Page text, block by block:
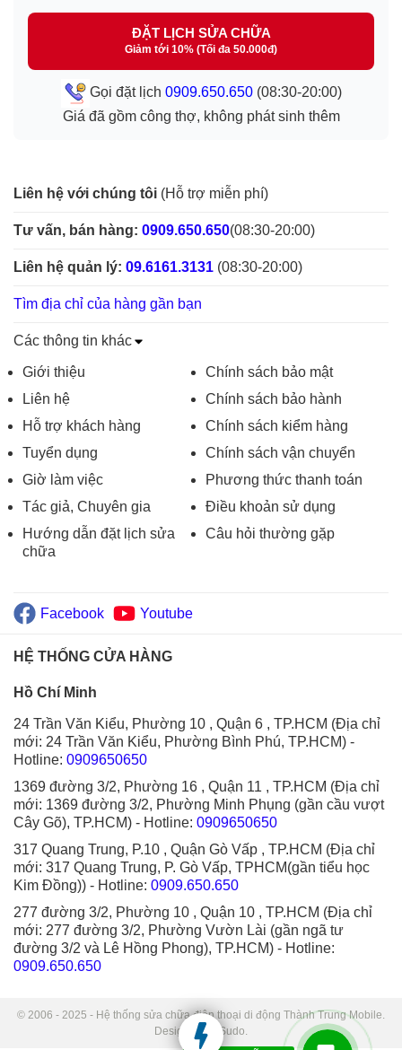
ĐẶT LỊCH SỬA CHỮA
Giảm tới 10% (Tối đa 50.000đ)
Gọi đặt lịch 0909.650.650(08:30-20:00)
Giá đã gồm công thợ, không phát sinh thêm
Liên hệ với chúng tôi (Hỗ trợ miễn phí)
Tư vấn, bán hàng: 0909.650.650(08:30-20:00)
Liên hệ quản lý: 09.6161.3131 (08:30-20:00)
Tìm địa chỉ của hàng gần bạn
Các thông tin khác
Giới thiệu
Liên hệ
Hỗ trợ khách hàng
Tuyển dụng
Giờ làm việc
Tác giả, Chuyên gia
Hướng dẫn đặt lịch sửa
chữa
Chính sách bảo mật
Chính sách bảo hành
Chính sách kiểm hàng
Chính sách vận chuyển
Phương thức thanh toán
Điều khoản sử dụng
Câu hỏi thường gặp
Facebook Youtube
HỆ THỐNG CỬA HÀNG
Hồ Chí Minh
24 Trần Văn Kiểu, Phường 10 , Quận 6 , TP.HCM (Địa chỉ
mới: 24 Trần Văn Kiểu, Phường Bình Phú, TP.HCM) -
Hotline: 0909650650
1369 đường 3/2, Phường 16 , Quận 11 , TP.HCM (Địa chỉ
mới: 1369 đường 3/2, Phường Minh Phụng (gần cầu vượt
Cây Gõ), TP.HCM) - Hotline: 0909650650
317 Quang Trung, P.10 , Quận Gò Vấp , TP.HCM (Địa chỉ
mới: 317 Quang Trung, P. Gò Vấp, TPHCM(gần tiểu học
Kim Đồng)) - Hotline: 0909.650.650
277 đường 3/2, Phường 10 , Quận 10 , TP.HCM (Địa chỉ
mới: 277 đường 3/2, Phường Vườn Lài (gần ngã tư
đường 3/2 và Lê Hồng Phong), TP.HCM) - Hotline:
0909.650.650
© 2006 - 2025 - Hệ thống sửa chữa điện thoại di động Thành Trung Mobile.
Designed by Sudo.